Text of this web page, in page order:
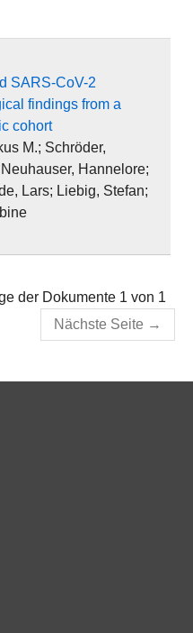
SARS-CoV-2
findings from a
cohort
M.; Schröder,
Hannelore;
Lars; Liebig, Stefan;
der Dokumente 1 von 1
Nächste Seite →